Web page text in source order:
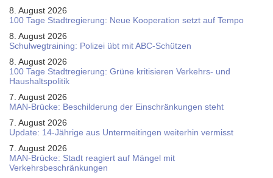
8. August 2026
100 Tage Stadtregierung: Neue Kooperation setzt auf Tempo
8. August 2026
Schul­weg­trai­ning: Poli­zei übt mit ABC-Schüt­zen
8. August 2026
100 Tage Stadtregierung: Grüne kritisieren Verkehrs- und
Haushaltspolitik
7. August 2026
MAN-Brücke: Beschilderung der Einschränkungen steht
7. August 2026
Update: 14-Jährige aus Untermeitingen weiterhin vermisst
7. August 2026
MAN-Brücke: Stadt reagiert auf Mängel mit
Verkehrsbeschränkungen